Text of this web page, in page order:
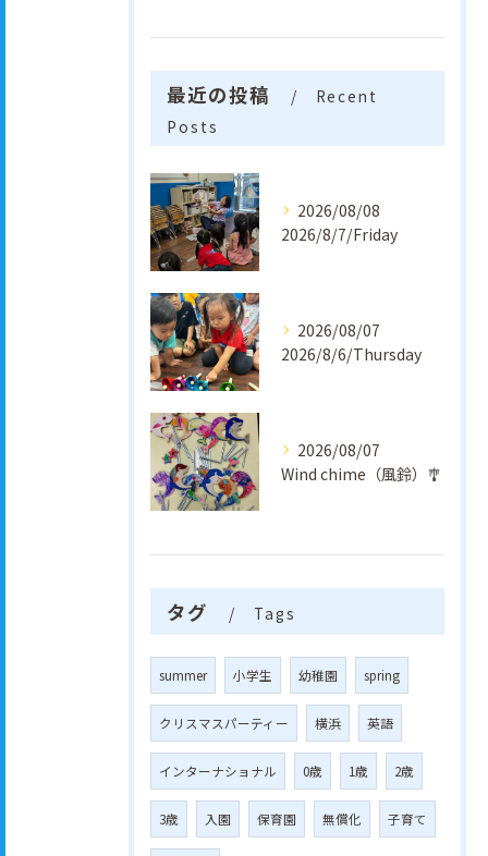
最近の投稿
Recent
Posts
2026/08/08
2026/8/7/Friday
2026/08/07
2026/8/6/Thursday
2026/08/07
Wind chime（風鈴）🎐
タグ Tags
summer 小学生 幼稚園 spring
クリスマスパーティー 横浜 英語
インターナショナル 0歳 1歳 2歳
3歳 入園 保育園 無償化 子育て